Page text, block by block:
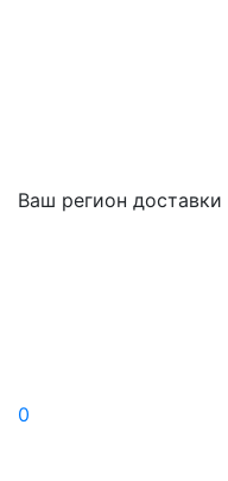
Ваш регион доставки
0